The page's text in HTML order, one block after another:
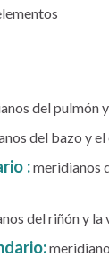
del pulmón
del bazo y
:meridianos
del riñón y la